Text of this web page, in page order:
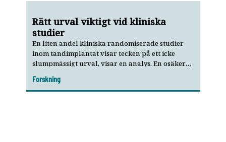
Rätt urval viktigt vid kliniska
studier
En liten andel kliniska randomiserade studier
inom tandimplantat visar tecken på ett icke
slumpmässigt urval, visar en analys. En osäker
Forskning